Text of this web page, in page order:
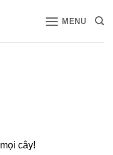
MENU
cây!